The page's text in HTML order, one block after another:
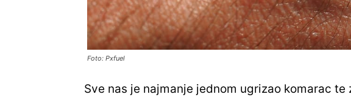
Foto: Pxfuel
Sve nas je najmanje jednom ugrizao komarac